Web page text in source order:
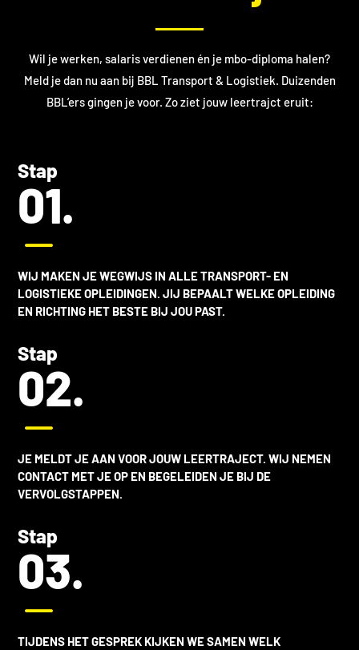
Wil je werken, salaris verdienen én je mbo-diploma halen?
Meld je dan nu aan bij BBL Transport & Logistiek. Duizenden
BBL’ers gingen je voor. Zo ziet jouw leertrajct eruit:
Stap
01.
K
WIJ MAKEN JE WEGWIJS IN ALLETRANSPORT- EN
LOGISTIEKE OPLEIDINGEN. JIJ BEPAALT WELKE OPLEIDING
EN RICHTING HET BESTE BIJ JOU PAST.
Stap
02.
K
JE MELDT JE AAN VOOR JOUW LEERTRAJECT. WIJ NEMEN
CONTACT MET JE OP EN BEGELEIDEN JE BIJ DE
VERVOLGSTAPPEN.
Stap
03.
K
TIJDENS HET GESPREK KIJKEN WE SAMEN WELK